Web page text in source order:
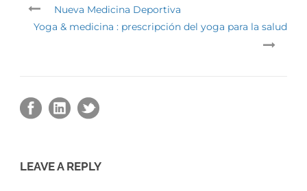
Nueva Medicina Deportiva
Yoga & medicina : prescripción del yoga para la salud
LEAVE A REPLY